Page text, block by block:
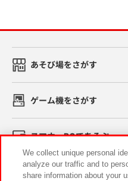
あそび場をさがす
ゲーム機をさがす
スマホ・PCであそぶ
イベント・キャンペーン
We collect unique personal
analyze our traffic and to
share information about your